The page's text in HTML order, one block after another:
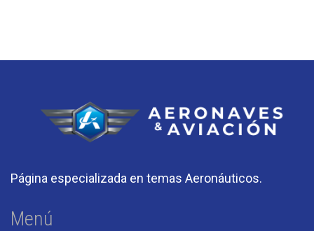
Página especializada en temas Aeronáuticos.
Menú